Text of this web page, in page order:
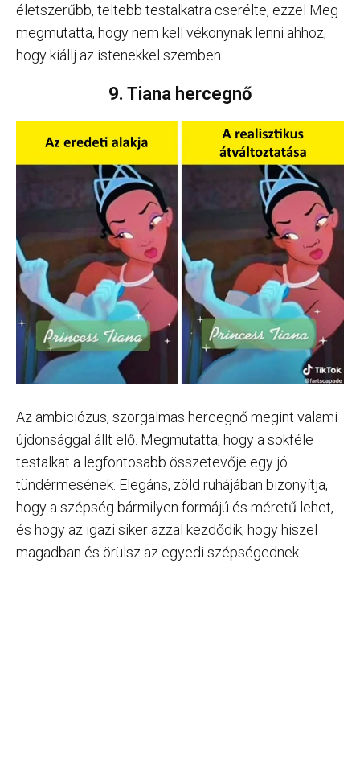
életszerűbb, teltebb testalkatra cserélte, ezzel Meg
megmutatta, hogy nem kell vékonynak lenni ahhoz,
hogy kiállj az istenekkel szemben.
9. Tiana hercegnő
Az ambiciózus, szorgalmas hercegnő megint valami
újdonsággal állt elő. Megmutatta, hogy a sokféle
testalkat a legfontosabb összetevője egy jó
tündérmesének. Elegáns, zöld ruhájában bizonyítja,
hogy a szépség bármilyen formájú és méretű lehet,
és hogy az igazi siker azzal kezdődik, hogy hiszel
magadban és örülsz az egyedi szépségednek.